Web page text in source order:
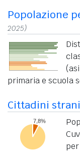
Popolazione
2025)
primaria e scuola
Cittadini
per